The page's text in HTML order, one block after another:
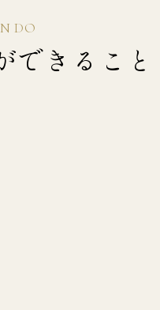
DO
きること